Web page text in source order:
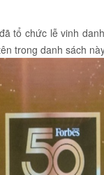
tổ chức lễ vinh
trong danh sách